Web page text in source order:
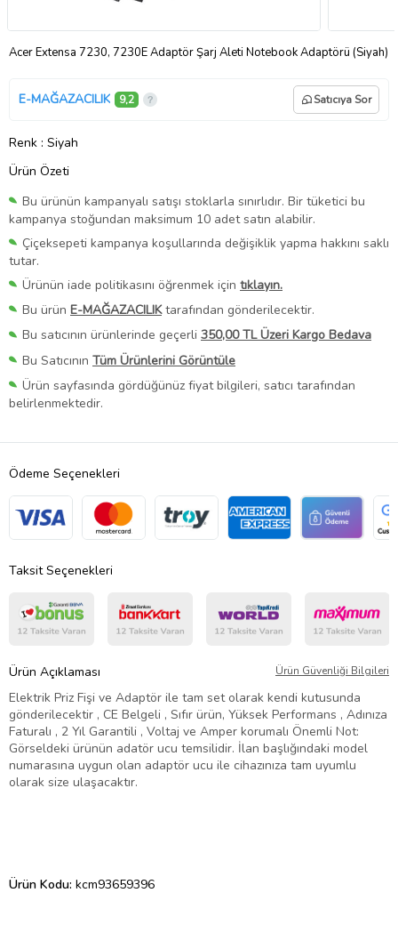
Acer Extensa 7230, 7230E Adaptör Şarj Aleti Notebook Adaptörü (Siyah)
E-MAĞAZACILIK 9,2 Satıcıya Sor
Renk : Siyah
Ürün Özeti
Bu ürünün kampanyalı satışı stoklarla sınırlıdır. Bir tüketici bu
kampanya stoğundan maksimum 10 adet satın alabilir.
Çiçeksepeti kampanya koşullarında değişiklik yapma hakkını saklı
tutar.
Ürünün iade politikasını öğrenmek için tıklayın.
Bu ürün E-MAĞAZACILIKtarafından gönderilecektir.
Bu satıcının ürünlerinde geçerli 350,00 TL Üzeri Kargo Bedava
Bu Satıcının Tüm Ürünlerini Görüntüle
Ürün sayfasında gördüğünüz fiyat bilgileri, satıcı tarafından
belirlenmektedir.
Ödeme Seçenekleri
Taksit Seçenekleri
Ürün Açıklaması Ürün Güvenliği Bilgileri
Elektrik Priz Fişi ve Adaptör ile tam set olarak kendi kutusunda
gönderilecektir , CE Belgeli , Sıfır ürün, Yüksek Performans , Adınıza
Faturalı , 2 Yıl Garantili , Voltaj ve Amper korumalı Önemli Not:
Görseldeki ürünün adatör ucu temsilidir. İlan başlığındaki model
numarasına uygun olan adaptör ucu ile cihazınıza tam uyumlu
olarak size ulaşacaktır.
Ürün Kodu: kcm93659396